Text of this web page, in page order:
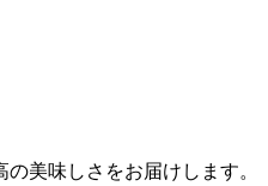
美味しさをお届けします。